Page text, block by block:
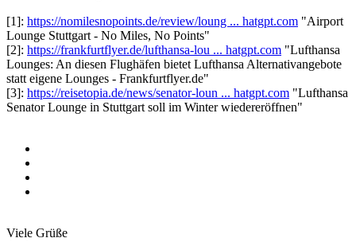
[1]: https://nomilesnopoints.de/review/loung ... hatgpt.com "Airport
Lounge Stuttgart - No Miles, No Points"
[2]: https://frankfurtflyer.de/lufthansa-lou ... hatgpt.com "Lufthansa
Lounges: An diesen Flughäfen bietet Lufthansa Alternativangebote
statt eigene Lounges - Frankfurtflyer.de"
[3]: https://reisetopia.de/news/senator-loun ... hatgpt.com "Lufthansa
Senator Lounge in Stuttgart soll im Winter wiedereröffnen"
Viele Grüße